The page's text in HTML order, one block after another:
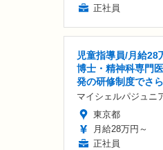
正社員
児童指導員/月給28
博士・精神科専門
発の研修制度でさ
マイシェルパジュニ
東京都
月給28万円～
正社員